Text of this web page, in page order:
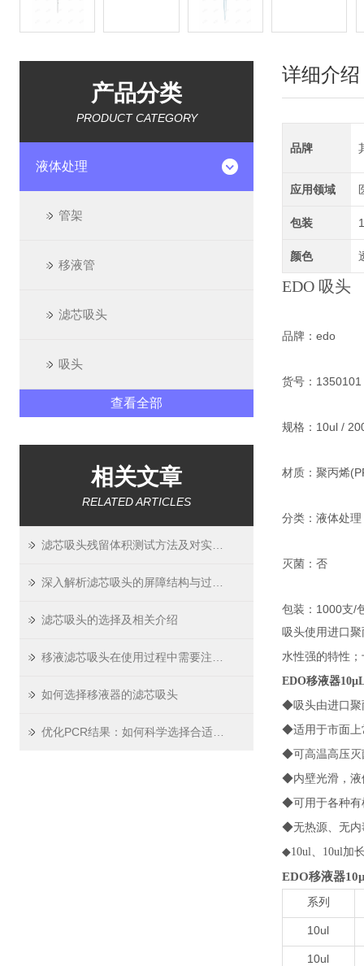
产品分类
PRODUCT CATEGORY
液体处理
管架
移液管
滤芯吸头
吸头
查看全部
相关文章
RELATED ARTICLES
滤芯吸头的选择及相关介绍
如何选择移液器的滤芯吸头
详细介绍
品牌
应用领域
包装
颜色
EDO 吸头
品牌：edo
货号：
规格：10ul /
材质：聚丙烯
分类：液体处理
灭菌：否
包装：1000支/
吸头使用进口
水性强的特性
EDO移液器
◆吸头由进口聚
◆适用于市面上
◆可高温高压灭
◆内壁光滑，液
◆可用于各种有
◆无热源、无内
◆10ul、10ul加
EDO移液器
系列
10ul
10ul